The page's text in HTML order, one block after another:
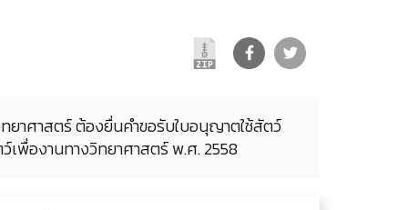
ยาศาสตร์ ต้องยื่นคำขอรับใบอนุญาตใช้สัตว์
พื่องานทางวิทยาศาสตร์ พ.ศ. 2558